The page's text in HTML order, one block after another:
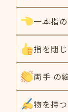
一本指
指を閉
両手 の
物を持